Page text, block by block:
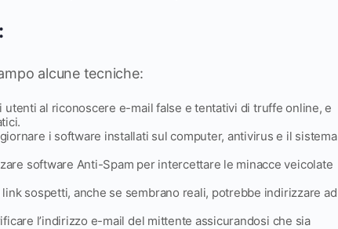
alcune tecniche:
al riconoscere e-mail false e tentativi di truffe online, e
i software installati sul computer, antivirus e il sistema
software Anti-Spam per intercettare le minacce veicolate
link sospetti, anche se sembrano reali, potrebbe indirizzare ad
l’indirizzo e-mail del mittente assicurandosi che sia